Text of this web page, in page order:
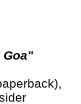
Goa"